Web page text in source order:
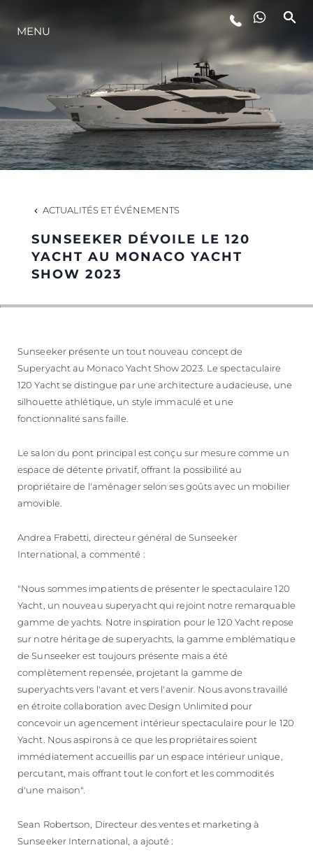
L'INNOVATION
LA SOCIÉTÉ
NOTRE HÉRITAGE
ESTIMEZ VOTRE BATEAU
MENU
ACTUALITÉS ET ÉVÉNEMENTS
SUNSEEKER DÉVOILE LE 120
YACHT AU MONACO YACHT
SHOW 2023
Sunseeker présente un tout nouveau concept de
Superyacht au Monaco Yacht Show 2023. Le spectaculaire
120 Yacht se distingue par une architecture audacieuse, une
silhouette athlétique, un style immaculé et une
fonctionnalité sans faille.
Le salon du pont principal est conçu sur mesure comme un
espace de détente privatif, offrant la possibilité au
propriétaire de l'aménager selon ses goûts avec un mobilier
amovible.
Andrea Frabetti, directeur général de Sunseeker
International, a commenté :
"Nous sommes impatients de présenter le spectaculaire 120
Yacht, un nouveau superyacht qui rejoint notre remarquable
gamme de yachts. Notre inspiration pour le 120 Yacht repose
sur notre héritage de superyachts, la gamme emblématique
de Sunseeker est toujours présente mais a été
complètement repensée, projetant la gamme de
superyachts vers l'avant et vers l'avenir. Nous avons travaillé
en étroite collaboration avec Design Unlimited pour
concevoir un agencement intérieur spectaculaire pour le 120
Yacht. Nous aspirons à ce que les propriétaires soient
immédiatement accueillis par un espace intérieur unique,
percutant, mais offrant tout le confort et les commodités
d'une maison".
Sean Robertson, Directeur des ventes et marketing à
Sunseeker International, a ajouté :